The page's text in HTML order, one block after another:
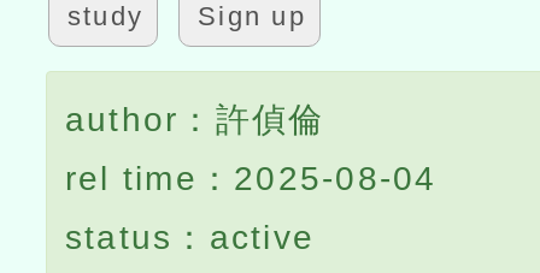
study Sign up
author：許偵倫
rel time：2025-08-04
status：active